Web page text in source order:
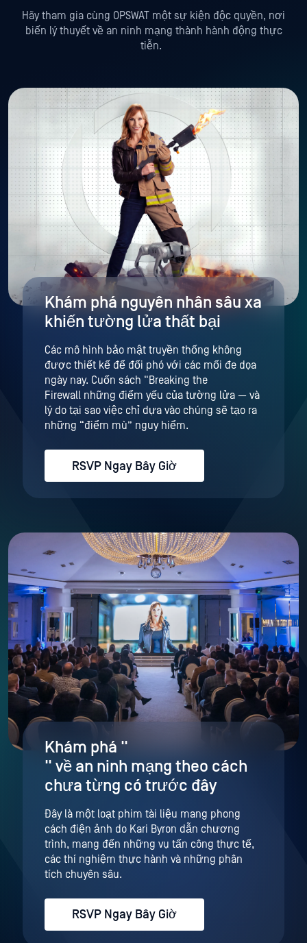
Hãy tham gia cùng OPSWAT một sự kiện độc quyền, nơi
biến lý thuyết về an ninh mạng thành hành động thực
tiễn.
Khám phá nguyên nhân sâu xa
khiến tường lửa thất bại
Các mô hình bảo mật truyền thống không
được thiết kế để đối phó với các mối đe dọa
ngày nay. Cuốn sách “Breaking the
Firewall những điểm yếu của tường lửa — và
lý do tại sao việc chỉ dựa vào chúng sẽ tạo ra
những “điểm mù” nguy hiểm.
RSVP Ngay Bây Giờ
Khám phá "
" về an ninh mạng theo cách
chưa từng có trước đây
Đây là một loạt phim tài liệu mang phong
cách điện ảnh do Kari Byron dẫn chương
trình, mang đến những vụ tấn công thực tế,
các thí nghiệm thực hành và những phân
tích chuyên sâu.
RSVP Ngay Bây Giờ